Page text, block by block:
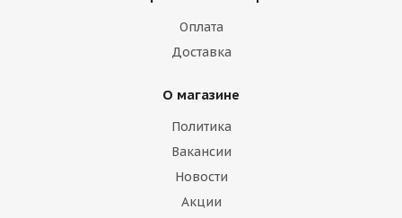
Оплата
Доставка
О магазине
Политика
Вакансии
Новости
Акции